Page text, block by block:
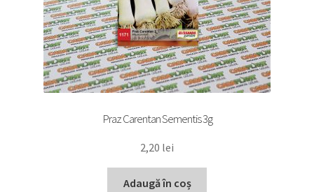
Praz Carentan Sementis 3g
2,20 lei
Adaugă în coș